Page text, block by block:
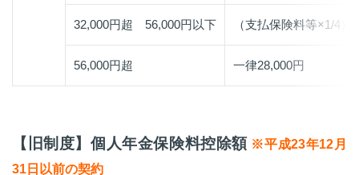
32,000円超 56,000円以下 （支払保険料等×1/4）
56,000円超 一律28,000円
【旧制度】個人年金保険料控除額 ※平成23年12月
31日以前の契約